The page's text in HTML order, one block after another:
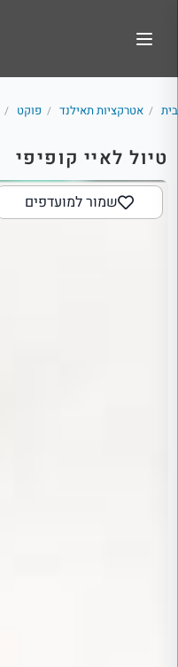
בית / אטרקציות תאילנד / פוקט /
טיול לאיי קופיפי
שמור למועדפים